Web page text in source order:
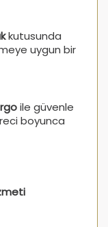
kutusunda
uygun bir
ile güvenle
boyunca